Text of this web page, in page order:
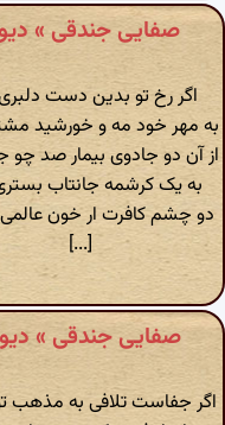
صفایی جندقی »
اگر رخ تو بدین دست
به مهر خود مه و خورشید
از آن دو جادوی بیمار صد چو
به یک کرشمه جانتاب
دو چشم کافرت ار خون عالمی
[...]
صفایی جندقی »
اگر جفاست تلافی به مذهب تو